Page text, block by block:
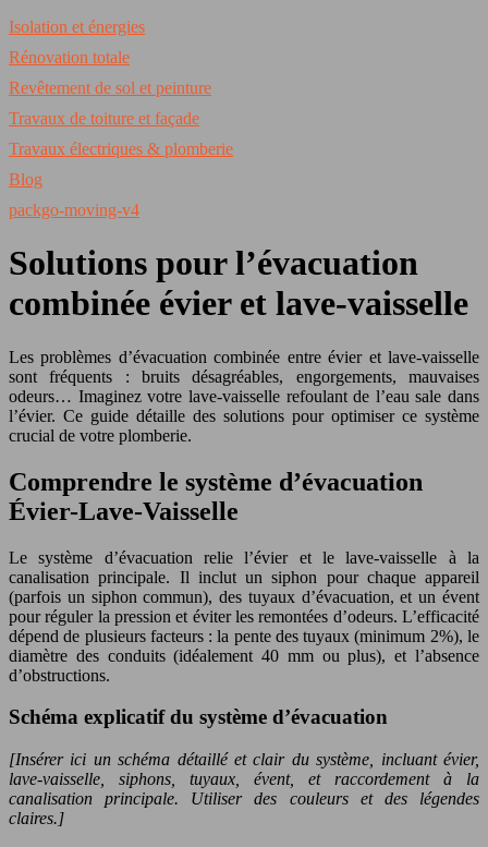
Isolation et énergies
Rénovation totale
Revêtement de sol et peinture
Travaux de toiture et façade
Travaux électriques & plomberie
Blog
packgo-moving-v4
Solutions pour l’évacuation
combinée évier et lave-vaisselle
Les problèmes d’évacuation combinée entre évier et lave-vaisselle
sont fréquents : bruits désagréables, engorgements, mauvaises
odeurs… Imaginez votre lave-vaisselle refoulant de l’eau sale dans
l’évier. Ce guide détaille des solutions pour optimiser ce système
crucial de votre plomberie.
Comprendre le système d’évacuation
Évier-Lave-Vaisselle
Le système d’évacuation relie l’évier et le lave-vaisselle à la
canalisation principale. Il inclut un siphon pour chaque appareil
(parfois un siphon commun), des tuyaux d’évacuation, et un évent
pour réguler la pression et éviter les remontées d’odeurs. L’efficacité
dépend de plusieurs facteurs : la pente des tuyaux (minimum 2%), le
diamètre des conduits (idéalement 40 mm ou plus), et l’absence
d’obstructions.
Schéma explicatif du système d’évacuation
[Insérer ici un schéma détaillé et clair du système, incluant évier,
lave-vaisselle, siphons, tuyaux, évent, et raccordement à la
canalisation principale. Utiliser des couleurs et des légendes
claires.]